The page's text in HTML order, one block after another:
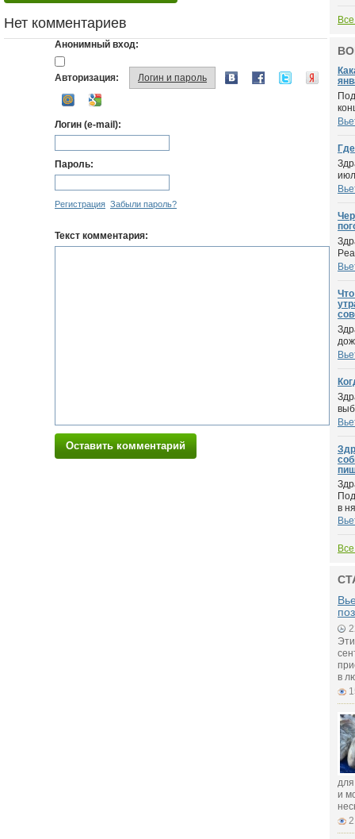
Нет комментариев
Анонимный вход:
Авторизация: Логин и пароль
Логин (e-mail):
Пароль:
Регистрация Забыли пароль?
Текст комментария:
Оставить комментарий
в
в
и